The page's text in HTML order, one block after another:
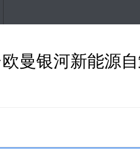
曼银河新能源